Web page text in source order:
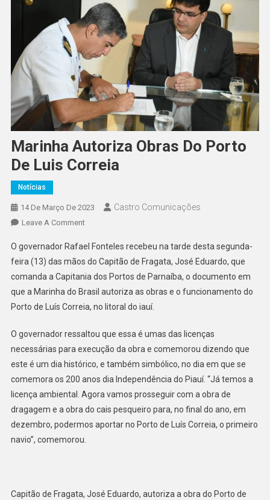
Marinha Autoriza Obras Do Porto
De Luis Correia
Notícias
14 De Março De 2023 Castro Comunicações
Leave A Comment
O governador Rafael Fonteles recebeu na tarde desta segunda-
feira (13) das mãos do Capitão de Fragata, José Eduardo, que
comanda a Capitania dos Portos de Parnaíba, o documento em
que a Marinha do Brasil autoriza as obras e o funcionamento do
Porto de Luís Correia, no litoral do iauí.
O governador ressaltou que essa é umas das licenças
necessárias para execução da obra e comemorou dizendo que
este é um dia histórico, e também simbólico, no dia em que se
comemora os 200 anos dia Independência do Piauí. “Já temos a
licença ambiental. Agora vamos prosseguir com a obra de
dragagem e a obra do cais pesqueiro para, no final do ano, em
dezembro, podermos aportar no Porto de Luís Correia, o primeiro
navio”, comemorou.
Capitão de Fragata, José Eduardo, autoriza a obra do Porto de